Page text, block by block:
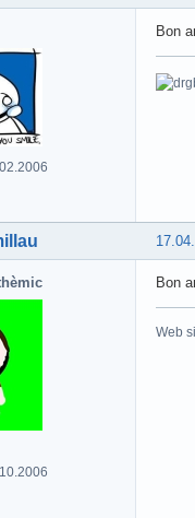
Bon
Bon
Web